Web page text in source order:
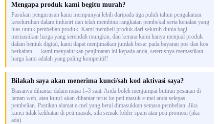
Mengapa produk kami begitu murah?
Pasukan pengurusan kami mempunyai lebih daripada tiga puluh tahun pengalaman
keseluruhan dalam industri dan telah membina rangkaian pembekal serta kenalan yang
luas untuk pembelian produk. Kami membeli produk dari seluruh dunia bagi
memastikan harga yang serendah mungkin, dan kerana kami hanya menjual produk
dalam bentuk digital, kami dapat menjimatkan jumlah besar pada bayaran pos dan kos
berkaitan — kami menyalurkan penjimatan ini kepada anda, seterusnya memastikan
harga kami adalah yang paling kompetitif!
Bilakah saya akan menerima kunci/sah kod aktivasi saya?
Biasanya dihantar dalam masa 1–3 saat. Anda boleh menjumpai butiran pesanan di
laman web, atau kunci akan dihantar terus ke peti masuk e-mel anda selepas
pembelian. Pastikan alamat e-mel yang betul dimasukkan semasa pembelian. Jika
kunci tidak kelihatan di peti masuk, sila semak folder spam atau peti promosi (jika
ada).